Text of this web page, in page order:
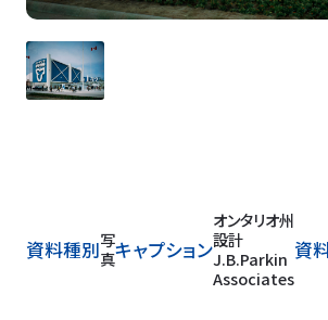
資料種別写
真キャプション
オンタリオ州
設計
J.B.Parkin
Associates
資